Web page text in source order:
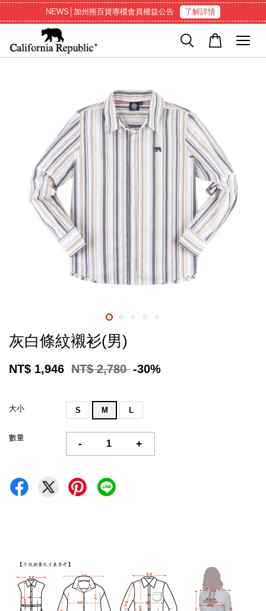
NEWS│加州熊百貨專櫃會員權益公告 了解詳情
灰白條紋襯衫(男)
NT$ 1,946 NT$ 2,780 -30%
大小 S M L
數量
- +